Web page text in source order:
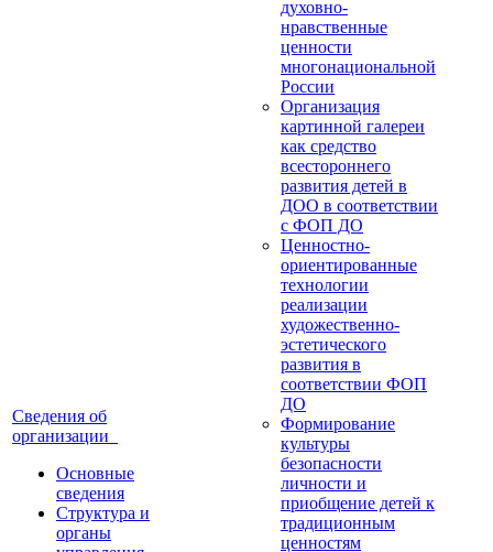
Сведения об
организации
Основные
сведения
Структура и
органы
духовно-
нравственные
ценности
многонациональной
России
Организация
картинной галереи
как средство
всестороннего
развития детей в
ДОО в соответствии
с ФОП ДО
Ценностно-
ориентированные
технологии
реализации
художественно-
эстетического
развития в
соответствии ФОП
ДО
Формирование
культуры
безопасности
личности и
приобщение детей к
традиционным
ценностям